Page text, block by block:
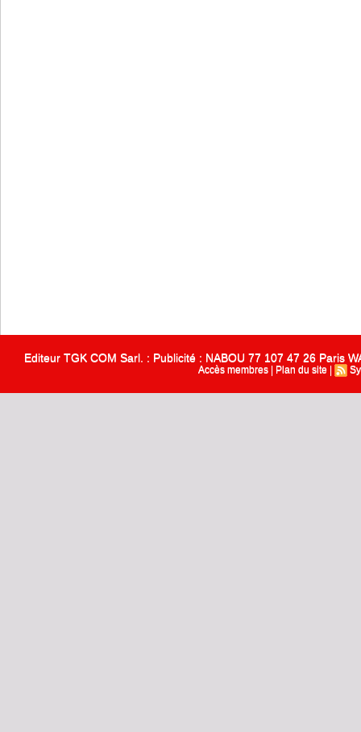
Editeur TGK COM Sarl. : Publicité : NABOU 77 107 47 26 Paris
Accès membres Plan du site